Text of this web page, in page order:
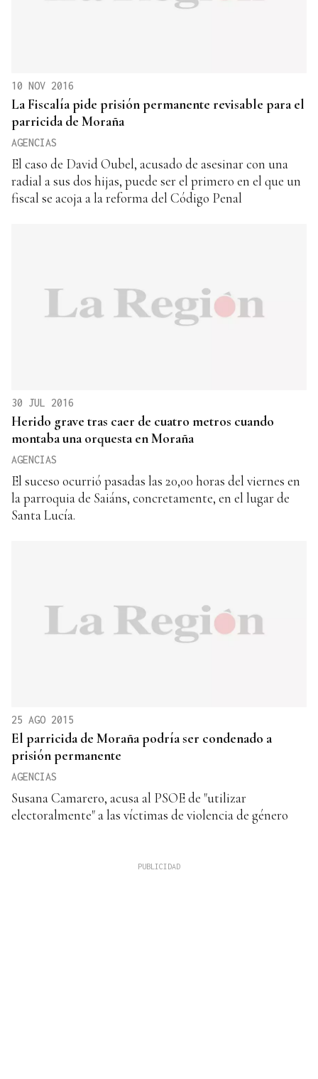
10 NOV 2016
La Fiscalía pide prisión permanente revisable para el
parricida de Moraña
AGENCIAS
El caso de David Oubel, acusado de asesinar con una
radial a sus dos hijas, puede ser el primero en el que un
fiscal se acoja a la reforma del Código Penal
30 JUL 2016
Herido grave tras caer de cuatro metros cuando
montaba una orquesta en Moraña
AGENCIAS
El suceso ocurrió pasadas las 20,00 horas del viernes en
la parroquia de Saiáns, concretamente, en el lugar de
Santa Lucía.
25 AGO 2015
El parricida de Moraña podría ser condenado a
prisión permanente
AGENCIAS
Susana Camarero, acusa al PSOE de "utilizar
electoralmente" a las víctimas de violencia de género